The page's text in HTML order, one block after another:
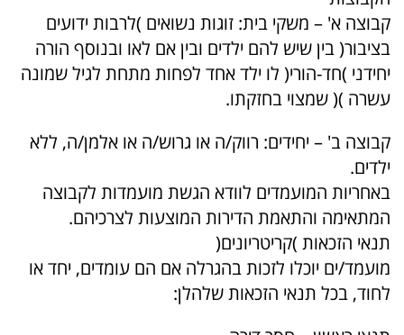
קבוצה א' – משקי בית: זוגות נשואים )לרבות ידועים
בציבור( בין שיש להם ילדים ובין אם לאו ובנוסף הורה
יחידני )חד-הורי( לו ילד אחד לפחות מתחת לגיל שמונה
עשרה )( שמצוי בחזקתו.
קבוצה ב' – יחידים: רווק/ה או גרוש/ה או אלמן/ה, ללא
ילדים.
באחריות המועמדים לוודא הגשת מועמדות לקבוצה
המתאימה והתאמת הדירות המוצעות לצרכיהם.
תנאי הזכאות )קריטריונים(
מועמד/ים יוכלו לזכות בהגרלה אם הם עומדים, יחד או
לחוד, בכל תנאי הזכאות שלהלן: